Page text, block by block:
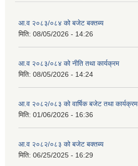
आ.व २०८३/०८४ को बजेट बक्तब्य
मिति: 08/05/2026 - 14:26
आ.व २०८३/०८४ को नीति तथा कार्यक्रम
मिति: 08/05/2026 - 14:24
आ.व २०८२/०८३ को वार्षिक बजेट तथा कार्यक्रम
मिति: 01/06/2026 - 16:36
आ.व २०८२/०८३ को बजेट बक्तब्य
मिति: 06/25/2025 - 16:29